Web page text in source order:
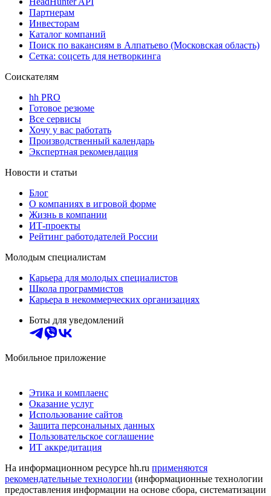
Партнерам
Инвесторам
Каталог компаний
Поиск по вакансиям в Алпатьево (Московская область)
Сетка: соцсеть для нетворкинга
Соискателям
hh PRO
Готовое резюме
Все сервисы
Хочу у вас работать
Производственный календарь
Экспертная рекомендация
Новости и статьи
Блог
О компаниях в игровой форме
Жизнь в компании
ИТ-проекты
Рейтинг работодателей России
Молодым специалистам
Карьера для молодых специалистов
Школа программистов
Карьера в некоммерческих организациях
Боты для уведомлений
Мобильное приложение
Этика и комплаенс
Оказание услуг
Использование сайтов
Защита персональных данных
Пользовательское соглашение
ИТ аккредитация
На информационном ресурсе hh.ru применяются
рекомендательные технологии (информационные технологии
предоставления информации на основе сбора, систематизации